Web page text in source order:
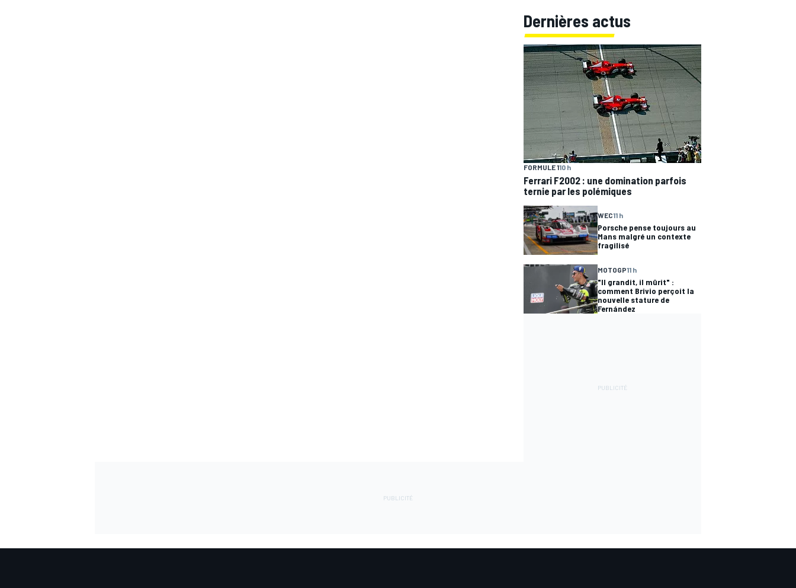
Dernières actus
FORMULE 110 h
Ferrari F2002 : une domination parfois
ternie par les polémiques
WEC11 h
Porsche pense toujours au
Mans malgré un contexte
fragilisé
MOTOGP11 h
"Il grandit, il mûrit" :
comment Brivio perçoit la
nouvelle stature de
Fernández